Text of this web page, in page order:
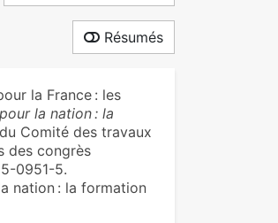
Résumés
la France : les
la nation : la
Comité des travaux
des congrès
0951-5.
nation : la formation